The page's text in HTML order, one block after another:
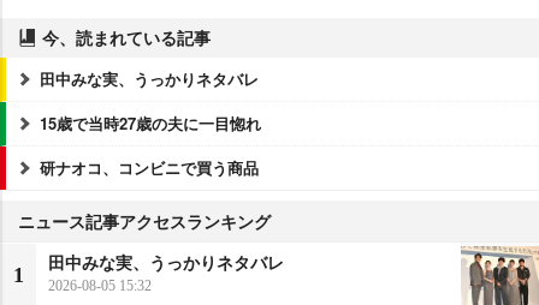
今、読まれている記事
田中みな実、うっかりネタバレ
15歳で当時27歳の夫に一目惚れ
研ナオコ、コンビニで買う商品
ニュース記事アクセスランキング
1
田中みな実、うっかりネタバレ
2026-08-05 15:32